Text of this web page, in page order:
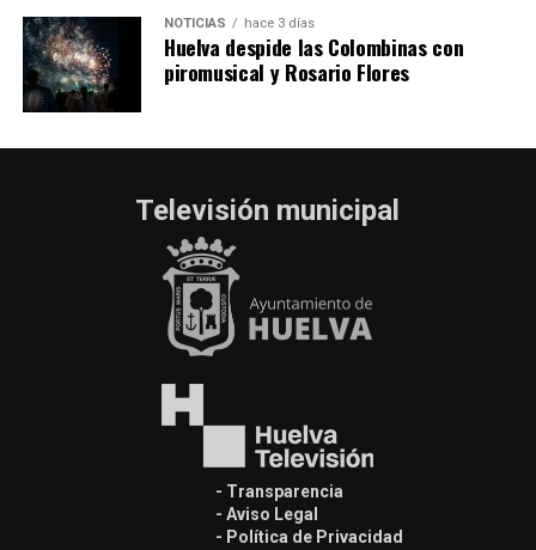
NOTICIAS hace 3 días
Huelva despide las Colombinas con
piromusical y Rosario Flores
Televisión municipal
- Transparencia
- Aviso Legal
- Política de Privacidad